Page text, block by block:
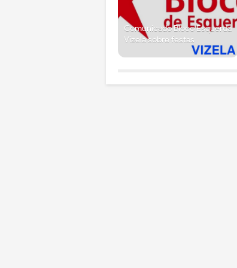
Comunicado Bloco Esquerda
Vizela sobre festas